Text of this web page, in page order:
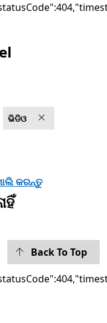
ଭିଡିଓ
କରନ୍ତୁ
Back To Top